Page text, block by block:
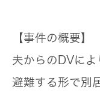
【事件の概要】
夫からのDVに
避難する形で別